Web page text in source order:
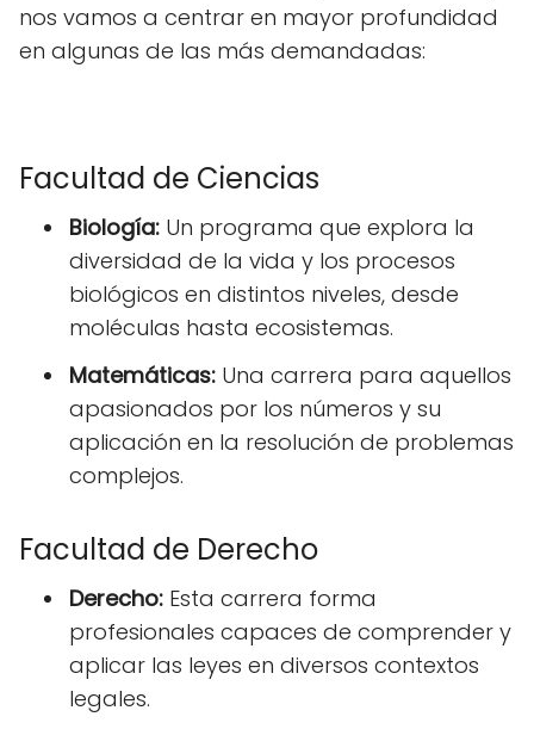
nos vamos a centrar en mayor profundidad
en algunas de las más demandadas:
Facultad de Ciencias
Biología: Un programa que explora la
diversidad de la vida y los procesos
biológicos en distintos niveles, desde
moléculas hasta ecosistemas.
Matemáticas: Una carrera para aquellos
apasionados por los números y su
aplicación en la resolución de problemas
complejos.
Facultad de Derecho
Derecho: Esta carrera forma
profesionales capaces de comprender y
aplicar las leyes en diversos contextos
legales.